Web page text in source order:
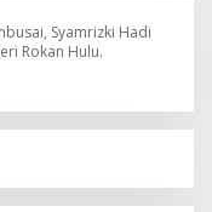
Syamrizki Hadi
Rokan Hulu.